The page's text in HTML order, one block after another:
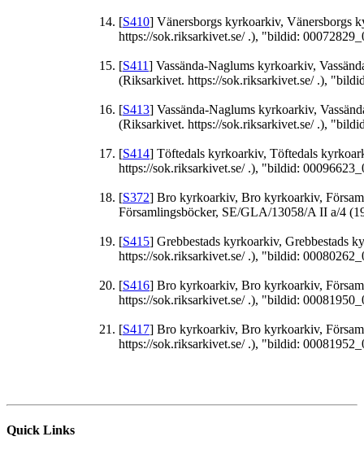
[S410] Vänersborgs kyrkoarkiv, Vänersborgs
https://sok.riksarkivet.se/ .), "bildid:
[S411] Vassända-Naglums kyrkoarkiv,
(Riksarkivet. https://sok.riksarkivet.se/ .),
[S413] Vassända-Naglums kyrkoarkiv,
(Riksarkivet. https://sok.riksarkivet.se/ .),
[S414] Töftedals kyrkoarkiv, Töftedals
https://sok.riksarkivet.se/ .), "bildid:
[S372] Bro kyrkoarkiv, Bro kyrkoarkiv,
Församlingsböcker, SE/GLA/13058/A II a/4
[S415] Grebbestads kyrkoarkiv, Grebbestads
https://sok.riksarkivet.se/ .), "bildid:
[S416] Bro kyrkoarkiv, Bro kyrkoarkiv,
https://sok.riksarkivet.se/ .), "bildid:
[S417] Bro kyrkoarkiv, Bro kyrkoarkiv,
https://sok.riksarkivet.se/ .), "bildid:
Quick Links